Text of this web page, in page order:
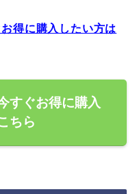
得に購入したい方は
すぐお得に購入
ちら